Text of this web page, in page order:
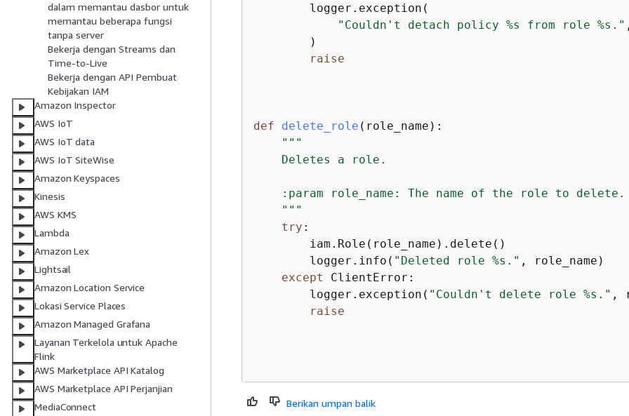
dalam memantau dasbor untuk
memantau beberapa fungsi
tanpa server
Bekerja dengan Streams dan
Time-to-Live
Bekerja dengan API Pembuat
Kebijakan IAM
Amazon Inspector
AWS IoT
AWS IoT data
AWS IoT SiteWise
Amazon Keyspaces
Kinesis
AWS KMS
Lambda
Amazon Lex
Lightsail
Amazon Location Service
Lokasi Service Places
Amazon Managed Grafana
Layanan Terkelola untuk Apache
Flink
AWS Marketplace API Katalog
AWS Marketplace API Perjanjian
MediaConnect
        logger.exception(
"Couldn't detach policy %s from role %s."
        )
raise
def delete_role ( role_name ):
"""
    Deletes a role.
    :param role_name: The name of the role to delete.
    """
try :
        iam.Role(role_name).delete()
        logger.info(
"Deleted role %s." , role_name)
except ClientError:
        logger.exception(
"Couldn't delete role %s." ,
raise
Berikan umpan balik